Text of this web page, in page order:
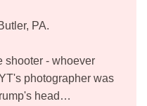
PA.
shooter - whoever
photographer was
head…